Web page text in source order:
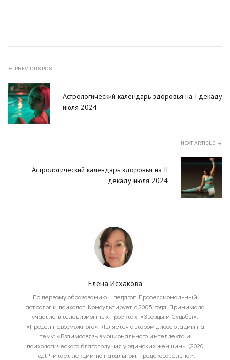
PREVIOUS POST
Астрологический календарь здоровья на I декаду
июля 2024
NEXT ARTICLE
Астрологический календарь здоровья на II
декаду июля 2024
Елена Исхакова
По первому образованию – педагог. Профессиональный
астролог и психолог. Консультирует с 2005 года. Принимала
участие в телевизионных проектах: «Звёзды и Судьбы»,
«Предел невозможного». Является автором диссертации на
тему: «Взаимосвязь эмоционального интеллекта и
психологического благополучия у одиноких женщин». (2020
год). Читает лекции по натальной, предсказательной,